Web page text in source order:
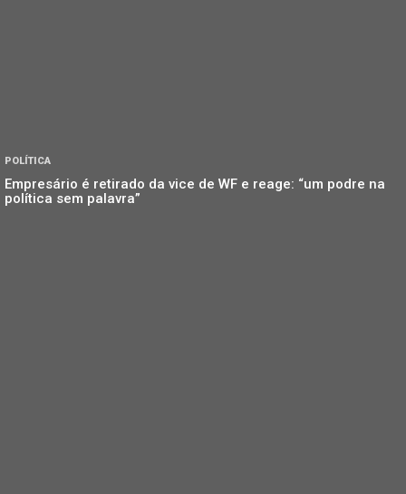
POLÍTICA
Empresário é retirado da vice de WF e reage: “um podre na
política sem palavra”